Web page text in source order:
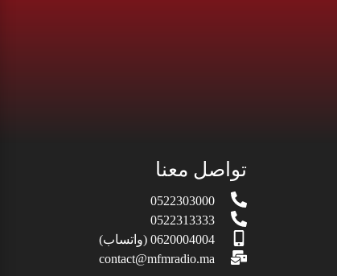
تواصل معنا
0522303000
0522313333
0620004004 (واتساب)
contact@mfmradio.ma